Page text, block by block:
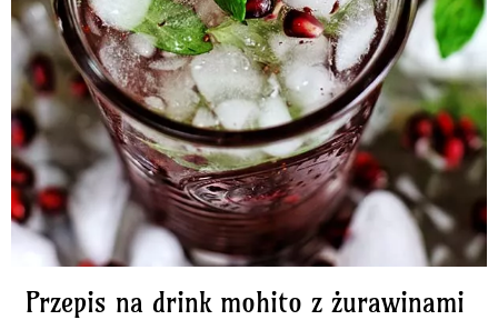
SKLEP
Polski
Przepis na drink mohito z żurawinami